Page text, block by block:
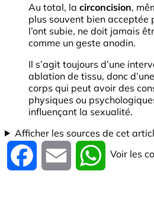
Au total, la circoncision,
plus souvent bien acceptée
l’ont subie, ne doit jamais
comme un geste anodin.
Il s’agit toujours d’une
ablation de tissu, donc
corps qui peut avoir des
physiques ou
influençant la sexualité.
Afficher les sources de cet
Facebook Email WhatsApp
Voir les